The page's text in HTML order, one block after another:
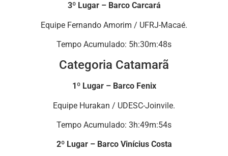
3º Lugar – Barco Carcará
Equipe Fernando Amorim / UFRJ-Macaé.
Tempo Acumulado: 5h:30m:48s
Categoria Catamarã
1º Lugar – Barco Fenix
Equipe Hurakan / UDESC-Joinvile.
Tempo Acumulado: 3h:49m:54s
2º Lugar – Barco Vinícius Costa